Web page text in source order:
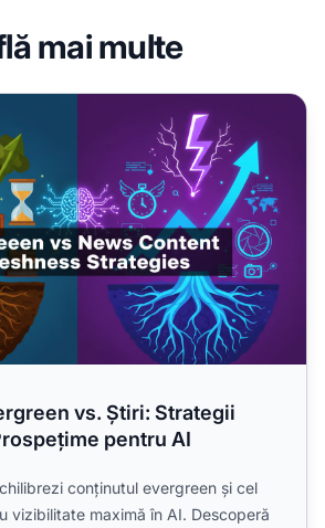
mai multe
vs. Știri: Strategii Diferite de
vs. Știri: Strategii
pentru AI
conținutul evergreen și cel
vizibilitate maximă în AI. Descoperă